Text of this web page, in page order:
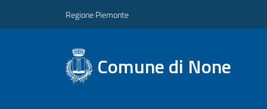
Regione Piemonte
Comune di None